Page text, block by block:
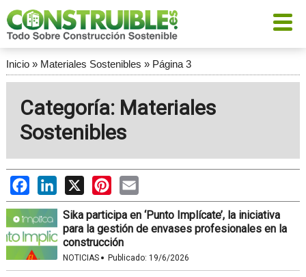
Inicio» Materiales Sostenibles » Página 3
Categoría: Materiales
Sostenibles
FacebookLinkedIn
X PinterestEmail
Sika participa en ‘Punto Implícate’, la iniciativa
para la gestión de envases profesionales en la
construcción
NOTICIAS · Publicado: 19/6/2026